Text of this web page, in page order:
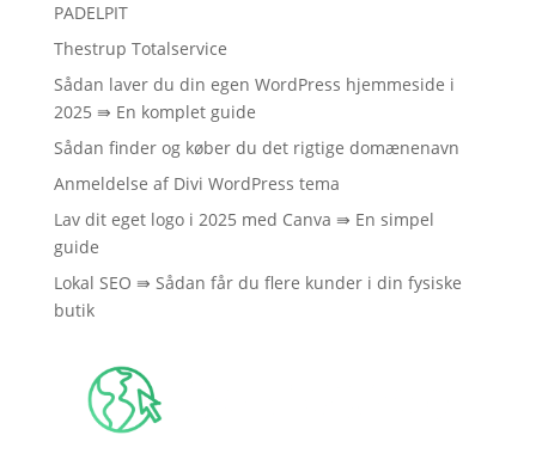
PADELPIT
Thestrup Totalservice
Sådan laver du din egen WordPress hjemmeside i
2025 ⇛ En komplet guide
Sådan finder og køber du det rigtige domænenavn
Anmeldelse af Divi WordPress tema
Lav dit eget logo i 2025 med Canva ⇛ En simpel
guide
Lokal SEO ⇛ Sådan får du flere kunder i din fysiske
butik